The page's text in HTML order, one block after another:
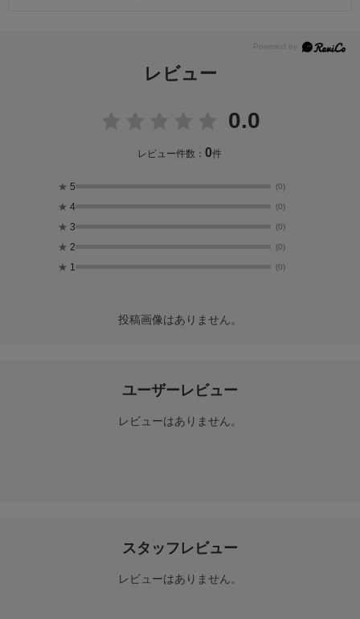
レビュー
0.0
レビュー件数：0件
★ 5 (0)
★ 4 (0)
★ 3 (0)
★ 2 (0)
★ 1 (0)
投稿画像はありません。
ユーザーレビュー
レビューはありません。
スタッフレビュー
レビューはありません。